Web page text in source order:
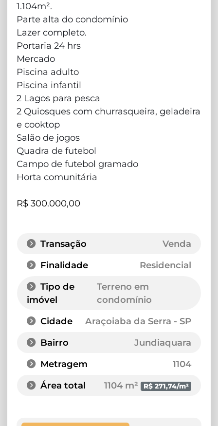
1.104m².
Parte alta do condomínio
Lazer completo.
Portaria 24 hrs
Mercado
Piscina adulto
Piscina infantil
2 Lagos para pesca
2 Quiosques com churrasqueira, geladeira
e cooktop
Salão de jogos
Quadra de futebol
Campo de futebol gramado
Horta comunitária
R$ 300.000,00
Transação
Venda
Finalidade
Residencial
Tipo de
imóvel
Terreno em
condomínio
Cidade
Araçoiaba da Serra - SP
Bairro
Jundiaquara
Metragem
1104
Área total
1104 m² R$ 271,74/m²